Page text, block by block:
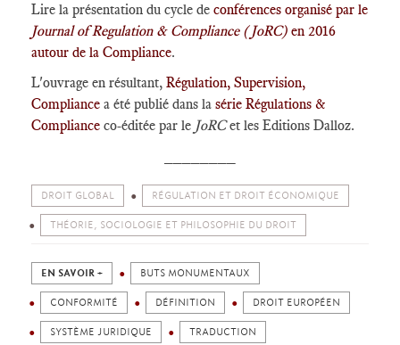
Lire la présentation du cycle de conférences organisé par le
Journal of Regulation & Compliance (JoRC) en 2016
autour de la Compliance.
L'ouvrage en résultant, Régulation, Supervision,
Compliance a été publié dans la série Régulations &
Compliance co-éditée par le JoRCet les Editions Dalloz.
DROIT GLOBAL RÉGULATION ET DROIT ÉCONOMIQUE
THÉORIE, SOCIOLOGIE ET PHILOSOPHIE DU DROIT
EN SAVOIR + BUTS MONUMENTAUX
CONFORMITÉ DÉFINITION DROIT EUROPÉEN
SYSTÈME JURIDIQUE TRADUCTION